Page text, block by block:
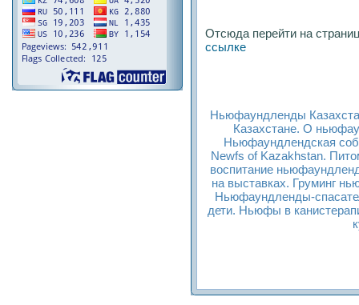
Отсюда перейти на
ссылке
Ньюфаундленды
Казахстане. О
Ньюфаундлендская
Newfs of Kazakhstan.
воспитание
на выставках. Груминг
Ньюфаундленды-
дети. Ньюфы в